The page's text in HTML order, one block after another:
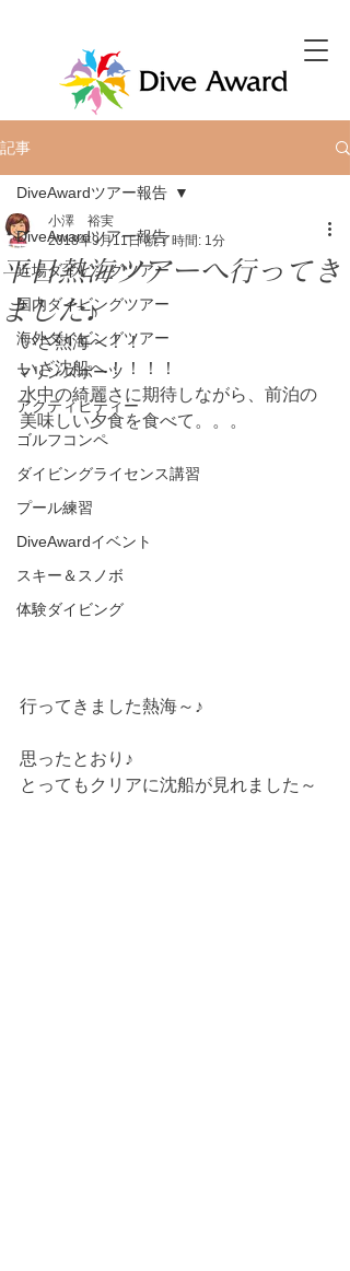
記事
DiveAwardツアー報告
近場ダイビングツアー
国内ダイビングツアー
海外ダイビングツアー
マリンスポーツ
アクティビティー
ゴルフコンペ
ダイビングライセンス講習
プール練習
DiveAwardイベント
スキー＆スノボ
体験ダイビング
DiveAwardツアー報告
平日熱海ツアーへ行ってき
ました♪
小澤 裕実
2018年9月11日 読了時間: 1分
いざ熱海へ！！
いざ沈船へ！！！！
水中の綺麗さに期待しながら、前泊の
美味しい夕食を食べて。。。
行ってきました熱海～♪
思ったとおり♪
とってもクリアに沈船が見れました～